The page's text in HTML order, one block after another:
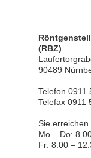
(RBZ)
90489
Telefon 0911
Telefax 0911
Sie erreichen
Mo – Do:
Fr: 8.00 –